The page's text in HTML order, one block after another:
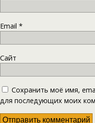
Email *
Сайт
Сохранить моё имя,
для последующих моих